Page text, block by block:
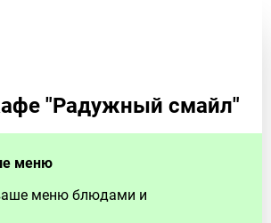
"Радужный смайл"
меню
меню блюдами и